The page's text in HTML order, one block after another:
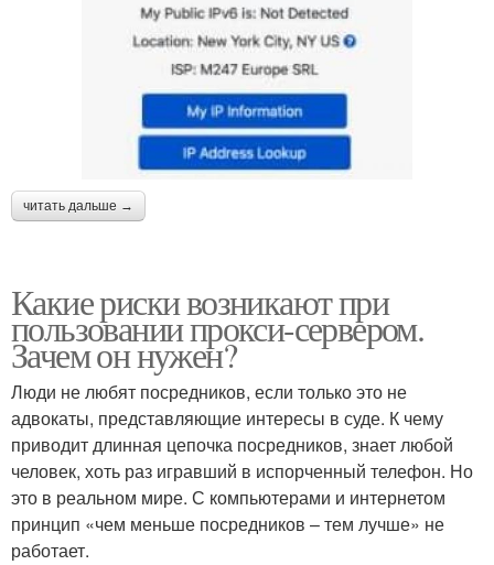
читать дальше →
Какие риски возникают при
пользовании прокси-сервером.
Зачем он нужен?
Люди не любят посредников, если только это не
адвокаты, представляющие интересы в суде. К чему
приводит длинная цепочка посредников, знает любой
человек, хоть раз игравший в испорченный телефон. Но
это в реальном мире. С компьютерами и интернетом
принцип «чем меньше посредников – тем лучше» не
работает.